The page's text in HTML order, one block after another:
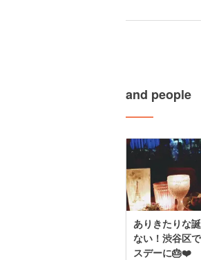
and people
ありきたりな
ない！渋谷区
スデーに🎂❤️